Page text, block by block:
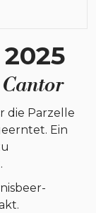
die Parzelle
Ein